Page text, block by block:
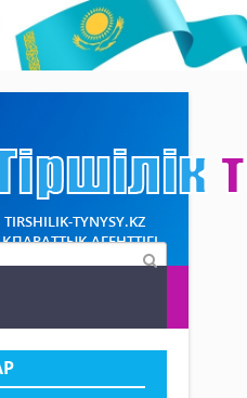
TIRSHILIK-TYNYSY.KZ
АГЕНТТІГІ